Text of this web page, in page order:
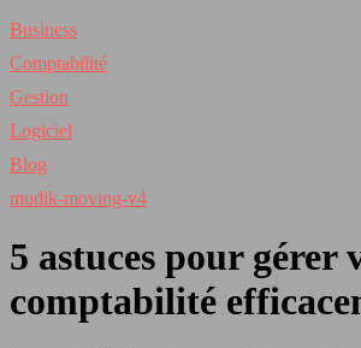
Business
Comptabilité
Gestion
Logiciel
Blog
mudik-moving-v4
5 astuces pour gérer
comptabilité